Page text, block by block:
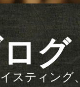
グ
スティング、